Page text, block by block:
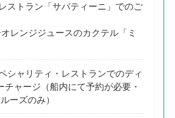
ストラン「サバティーニ」でのご
レンジジュースのカクテル「ミ
シャリティ・レストランでのディ
チャージ（船内にて予約が必要・
ーズのみ）